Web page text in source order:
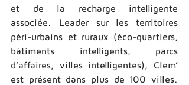
et de la recharge intelligente
associée. Leader sur les territoires
péri-­urbains et ruraux (éco-­quartiers,
bâtiments intelligents, parcs
d’affaires, villes intelligentes), Clem’
est présent dans plus de 100 villes.